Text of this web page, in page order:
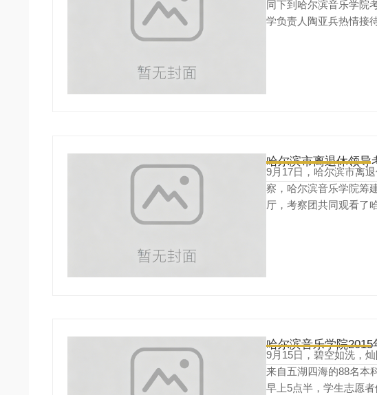
同下到哈尔滨音乐学院
学负责人陶亚兵热情接待。 徐梅厅长陪同参观音乐博物馆
哈尔滨市离退休领导
9月17日，哈尔滨市离
察，哈尔滨音乐学院筹
厅，考察团共同观看了
哈尔滨音乐学院
9月15日，碧空如洗，
来自五湖四海的88名本
早上5点半，学生志愿